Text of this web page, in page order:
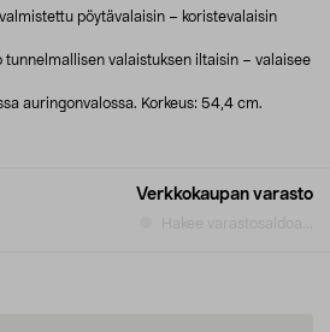
Verkkokaupan varasto
Hakee varastosaldoa...
pöytävalaisin – koristevalaisin
tunnelmallisen valaistuksen iltaisin – valaisee
auringonvalossa. Korkeus: 54,4 cm.